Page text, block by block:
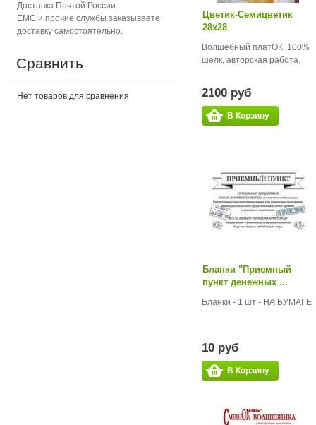
Цветик-Семицветик
28х28
Волшебный платОК, 100%
шелк, авторская работа.
2100 руб
В Корзину
Бланки "Приемный
пункт денежных ...
Бланки - 1 шт - НА БУМАГЕ
10 руб
В Корзину
Доставка Почтой России.
ЕМС и прочие службы заказываете
доставку самостоятельно.
Сравнить
Нет товаров для сравнения